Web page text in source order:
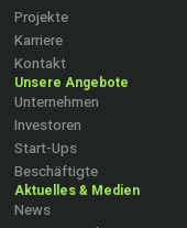
Projekte
Karriere
Kontakt
Unsere Angebote
Unternehmen
Investoren
Start-Ups
Beschäftigte
Aktuelles & Medien
News